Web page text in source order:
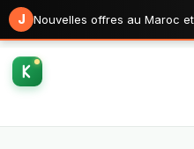
J Nouvelles offres au Maroc